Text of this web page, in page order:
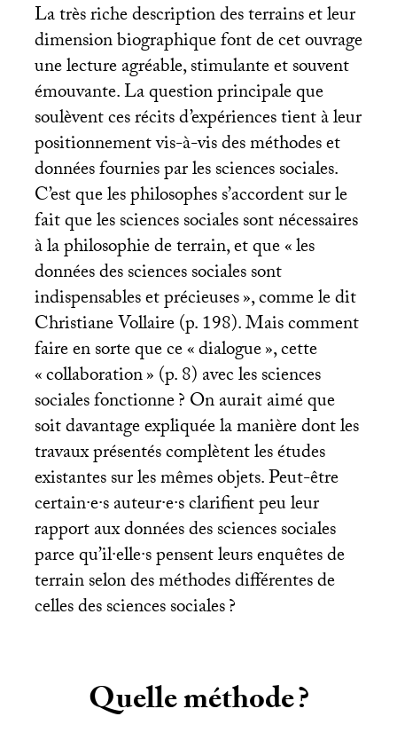
La très riche description des terrains et leur
dimension biographique font de cet ouvrage
une lecture agréable, stimulante et souvent
émouvante. La question principale que
soulèvent ces récits d’expériences tient à leur
positionnement vis-à-vis des méthodes et
données fournies par les sciences sociales.
C’est que les philosophes s’accordent sur le
fait que les sciences sociales sont nécessaires
à la philosophie de terrain, et que «les
données des sciences sociales sont
indispensables et précieuses», comme le dit
Christiane Vollaire (p. 198). Mais comment
faire en sorte que ce «dialogue», cette
«collaboration» (p. 8) avec les sciences
sociales fonctionne? On aurait aimé que
soit davantage expliquée la manière dont les
travaux présentés complètent les études
existantes sur les mêmes objets. Peut-être
certain·e·s auteur·e·s clarifient peu leur
rapport aux données des sciences sociales
parce qu’il·elle·s pensent leurs enquêtes de
terrain selon des méthodes différentes de
celles des sciences sociales?
Quelle méthode?